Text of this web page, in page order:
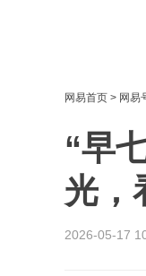
网易首页 > 网易
“早
光，
2026-05-17